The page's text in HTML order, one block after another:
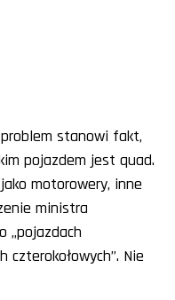
stanowi fakt,
pojazdem jest quad.
motorowery, inne
ministra
„pojazdach
czterokołowych”. Nie